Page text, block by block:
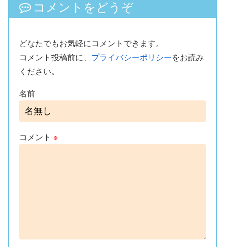
コメントをどうぞ
どなたでもお気軽にコメントできます。
コメント投稿前に、 プライバシーポリシーをお読み
ください。
名前
コメント ※